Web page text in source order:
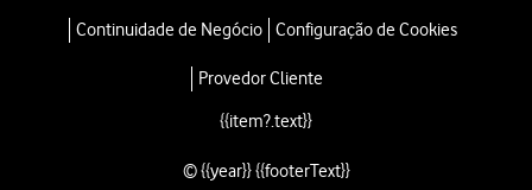
Continuidade de Negócio Configuração de Cookies
Provedor Cliente
{{item?.text}}
© {{year}} {{footerText}}